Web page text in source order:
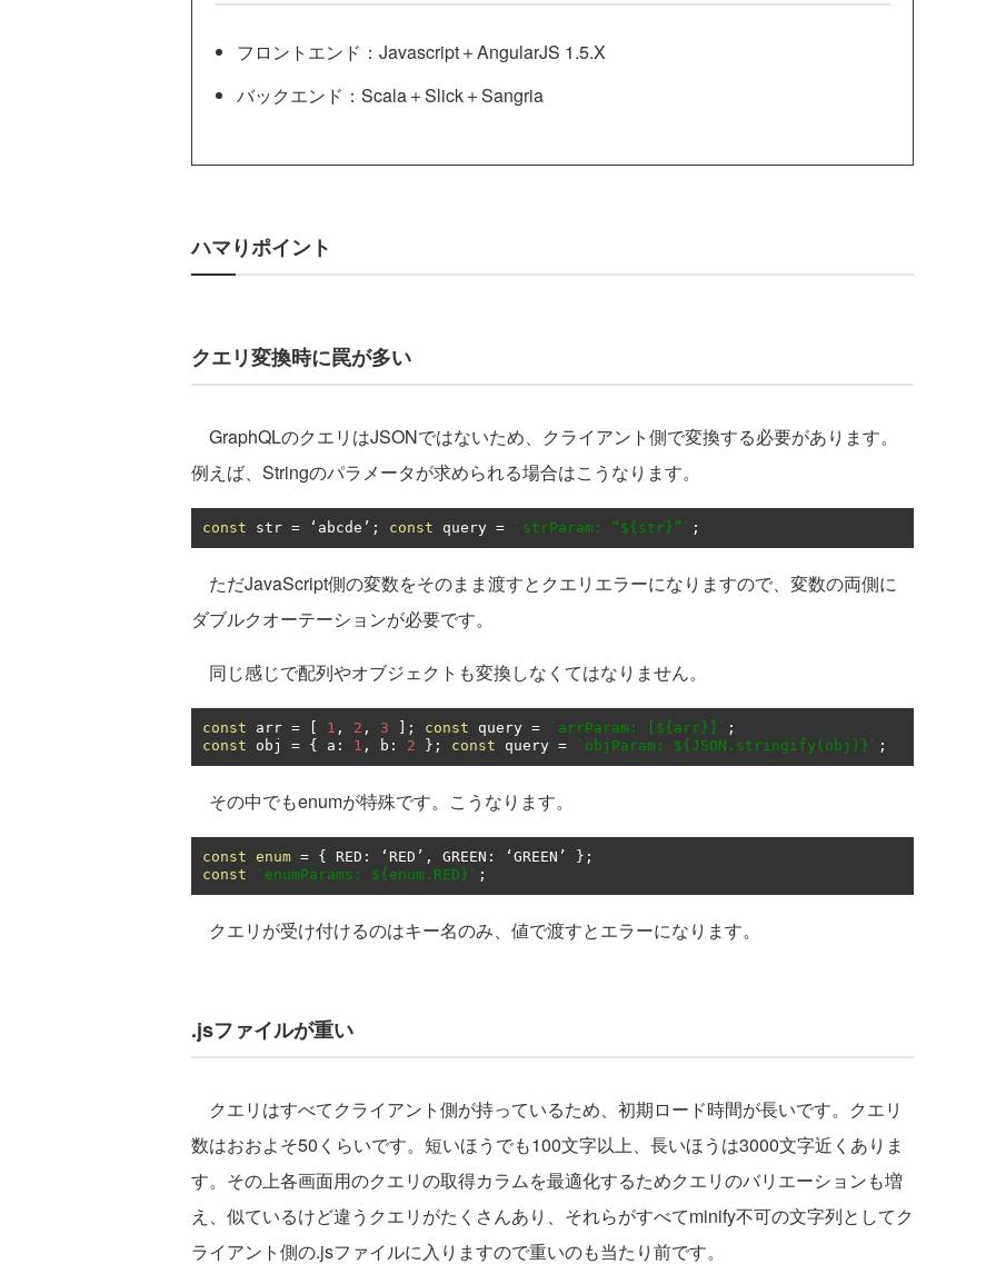
フロントエンド：Javascript＋AngularJS 1.5.X
バックエンド：Scala＋Slick＋Sangria
ハマりポイント
クエリ変換時に罠が多い
GraphQLのクエリはJSONではないため、クライアント側で変換する必要があります。
例えば、Stringのパラメータが求められる場合はこうなります。
const str = ‘ abcde ’; const query = `strParam: “${str}”` ;
ただJavaScript側の変数をそのまま渡すとクエリエラーになりますので、変数の両側に
ダブルクオーテーションが必要です。
同じ感じで配列やオブジェクトも変換しなくてはなりません。
const arr = 1 , 2 , 3 ]; const query = `arrParam: [${arr}]` ;
const obj = { a : 1 , b : 2 }; const query = `objParam: ${JSON.stringify(obj)}` ;
その中でもenumが特殊です。こうなります。
const enum = { RED : ‘ RED ’, GREEN : ‘ GREEN ’
};
const
`enumParams: ${enum.RED}` ;
クエリが受け付けるのはキー名のみ、値で渡すとエラーになります。
.jsファイルが重い
クエリはすべてクライアント側が持っているため、初期ロード時間が長いです。クエリ
数はおおよそ50くらいです。短いほうでも100文字以上、長いほうは3000文字近くありま
す。その上各画面用のクエリの取得カラムを最適化するためクエリのバリエーションも増
え、似ているけど違うクエリがたくさんあり、それらがすべてminify不可の文字列としてク
ライアント側の.jsファイルに入りますので重いのも当たり前です。